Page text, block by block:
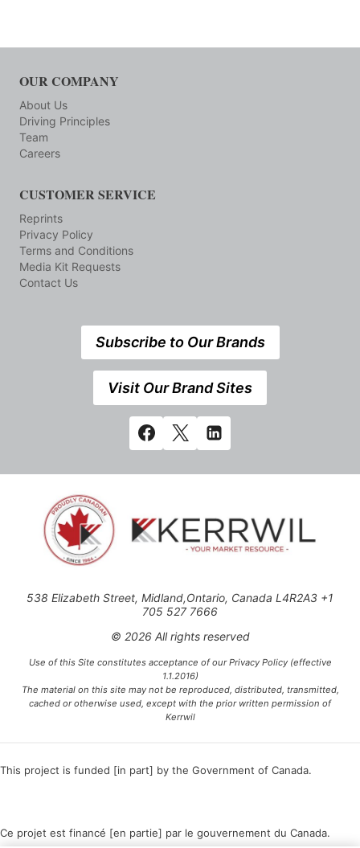
OUR COMPANY
About Us
Driving Principles
Team
Careers
CUSTOMER SERVICE
Reprints
Privacy Policy
Terms and Conditions
Media Kit Requests
Contact Us
Subscribe to Our Brands
Visit Our Brand Sites
538 Elizabeth Street, Midland,Ontario, Canada L4R2A3 +1
705 527 7666
© 2026 All rights reserved
Use of this Site constitutes acceptance of our Privacy Policy (effective
1.1.2016)
The material on this site may not be reproduced, distributed, transmitted,
cached or otherwise used, except with the prior written permission of
Kerrwil
This project is funded [in part] by the Government of Canada.
Ce projet est financé [en partie] par le gouvernement du Canada.